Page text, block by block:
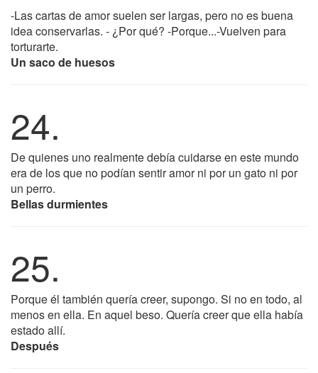
-Las cartas de amor suelen ser largas, pero no es buena
idea conservarlas. - ¿Por qué? -Porque...-Vuelven para
torturarte.
Un saco de huesos
24.
De quienes uno realmente debía cuidarse en este mundo
era de los que no podían sentir amor ni por un gato ni por
un perro.
Bellas durmientes
25.
Porque él también quería creer, supongo. Si no en todo, al
menos en ella. En aquel beso. Quería creer que ella había
estado allí.
Después